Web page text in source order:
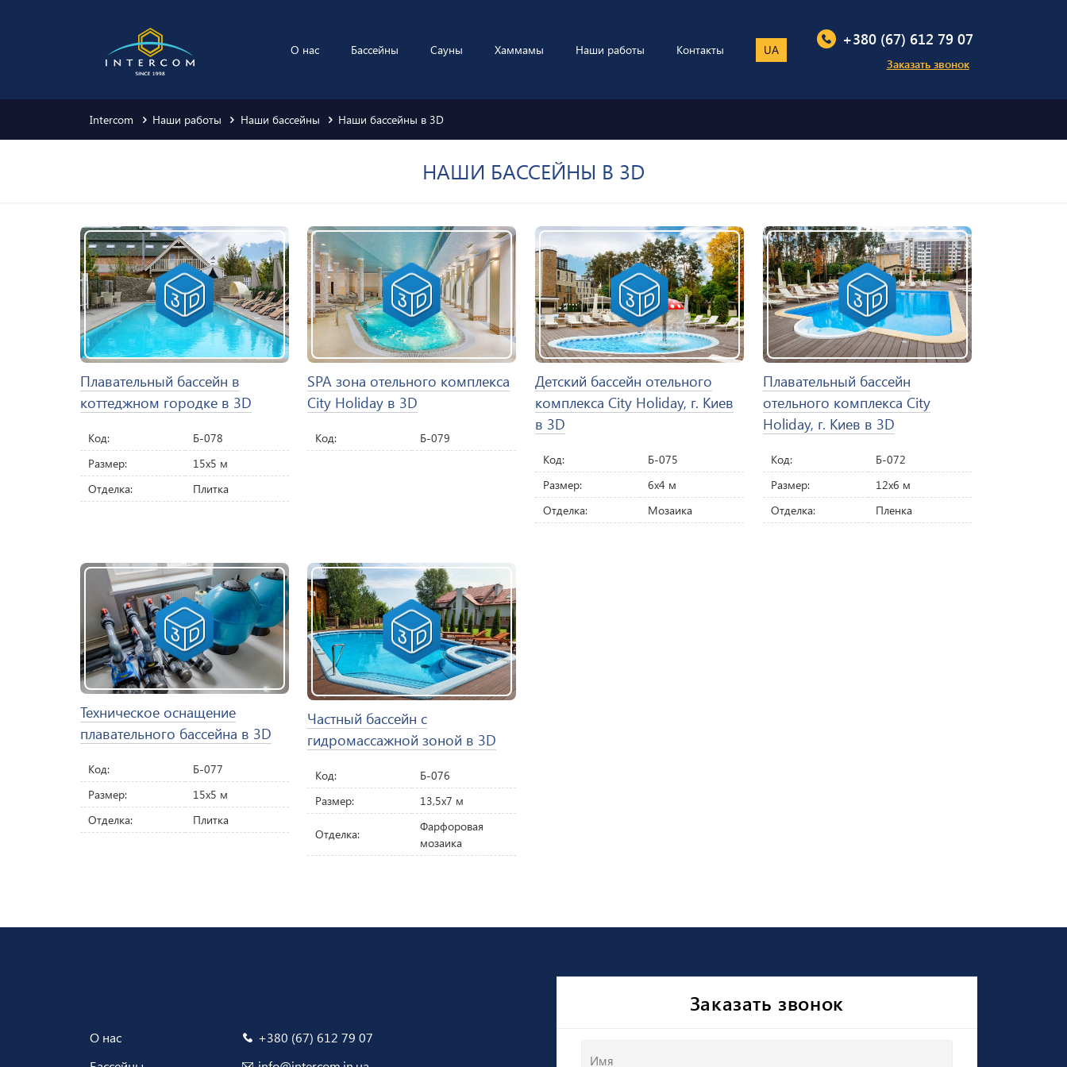
О нас Бассейны Сауны Хаммамы Наши работы Контакты UA
+380 (67) 612 79 07
Заказать звонок
Intercom Наши работы Наши бассейны Наши бассейны в 3D
НАШИ БАССЕЙНЫ В 3D
Плавательный бассейн в
коттеджном городке в 3D
Код:
Б-078
Размер:
15х5 м
Отделка:
Плитка
SPA зона отельного комплекса
City Holiday в 3D
Код: Б-079
Детский бассейн отельного
комплекса City Holiday, г. Киев
в 3D
Код:
Б-075
Размер:
6х4 м
Отделка:
Мозаика
Плавательный бассейн
отельного комплекса City
Holiday, г. Киев в 3D
Код:
Б-072
Размер:
12х6 м
Отделка:
Пленка
Техническое оснащение
плавательного бассейна в 3D
Код:
Б-077
Размер:
15х5 м
Отделка:
Плитка
Частный бассейн с
гидромассажной зоной в 3D
Код:
Б-076
Размер:
13,5х7 м
Отделка:
Фарфоровая
мозаика
О нас
+380 (67) 612 79 07
Заказать звонок
Имя